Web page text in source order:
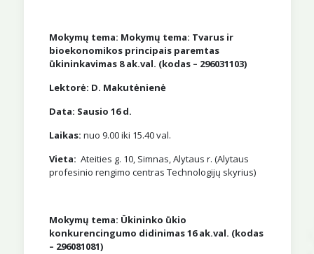
Mokymų tema: Mokymų tema: Tvarus ir
bioekonomikos principais paremtas
ūkininkavimas 8 ak.val. (kodas – 296031103)
Lektorė: D. Makutėnienė
Data: Sausio 16 d.
Laikas: nuo 9.00 iki 15.40 val.
Vieta: Ateities g. 10, Simnas, Alytaus r. (Alytaus
profesinio rengimo centras Technologijų skyrius)
Mokymų tema: Ūkininko ūkio
konkurencingumo didinimas 16 ak.val. (kodas
– 296081081)